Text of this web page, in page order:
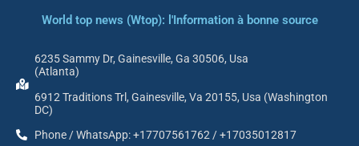
World top news (Wtop): l'Information à bonne source
6235 Sammy Dr, Gainesville, Ga 30506, Usa
(Atlanta)
6912 Traditions Trl, Gainesville, Va 20155, Usa (Washington
DC)
Phone / WhatsApp: +17707561762 / +17035012817